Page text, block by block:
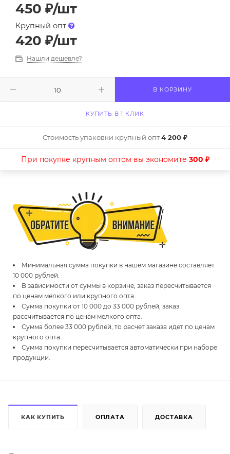
450 ₽/шт
Крупный опт
420 ₽/шт
Нашли дешевле?
В КОРЗИНУ
КУПИТЬ В 1 КЛИК
Стоимость упаковки крупный опт4 200 ₽
При покупке крупным оптом вы экономите 300 ₽
Минимальная сумма покупки в нашем магазине составляет
10 000 рублей.
В зависимости от суммы в корзине, заказ пересчитывается
по ценам мелкого или крупного опта.
Сумма покупки от 10 000 до 33 000 рублей, заказ
рассчитывается по ценам мелкого опта.
Сумма более 33 000 рублей, то расчет заказа идет по ценам
крупного опта.
Сумма покупки пересчитывается автоматически при наборе
продукции.
КАК КУПИТЬ ОПЛАТА ДОСТАВКА